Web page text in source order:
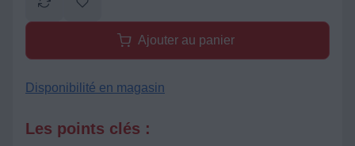
Ajouter au panier
Disponibilité en magasin
Les points clés :